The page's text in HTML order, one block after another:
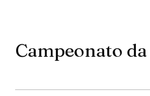
Campeonato